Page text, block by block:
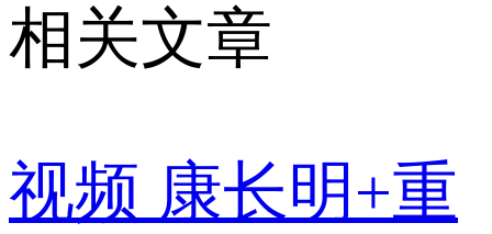
相关文章
视频 康长明+重